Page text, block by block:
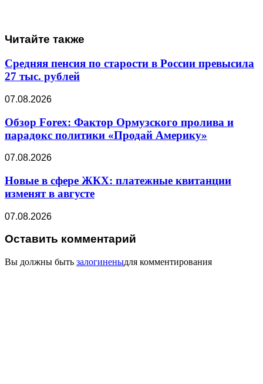
Читайте также
Средняя пенсия по старости в России превысила
27 тыс. рублей
07.08.2026
Обзор Forex: Фактор Ормузского пролива и
парадокс политики «Продай Америку»
07.08.2026
Новые в сфере ЖКХ: платежные квитанции
изменят в августе
07.08.2026
Оставить комментарий
Вы должны быть залогиненыдля комментирования